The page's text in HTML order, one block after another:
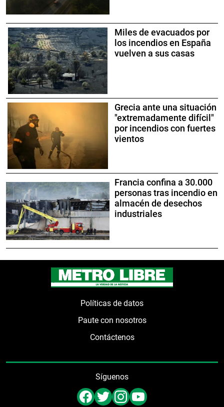
Miles de evacuados por
los incendios en España
vuelven a sus casas
Grecia ante una situación
"extremadamente difícil"
por incendios con fuertes
vientos
Francia confina a 30.000
personas tras incendio en
almacén de desechos
industriales
Políticas de datos
Paute con nosotros
Contáctenos
Síguenos